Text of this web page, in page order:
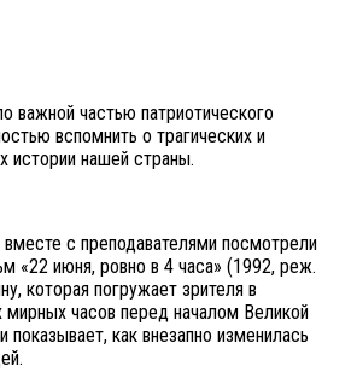
важной частью патриотического
вспомнить о трагических и
истории нашей страны.
с преподавателями посмотрели
«22 июня, ровно в 4 часа» (1992, реж.
которая погружает зрителя в
часов перед началом Великой
показывает, как внезапно изменилась